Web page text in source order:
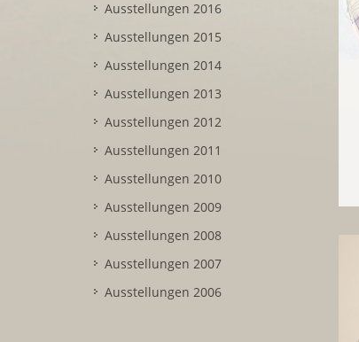
Ausstellungen 2016
Ausstellungen 2015
Ausstellungen 2014
Ausstellungen 2013
Ausstellungen 2012
Ausstellungen 2011
Ausstellungen 2010
Ausstellungen 2009
Ausstellungen 2008
Ausstellungen 2007
Ausstellungen 2006